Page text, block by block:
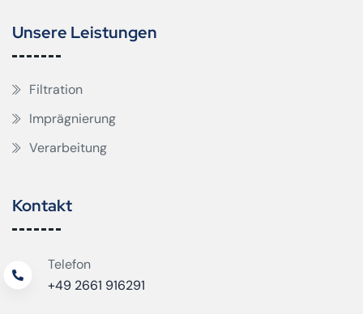
Unsere Leistungen
Filtration
Imprägnierung
Verarbeitung
Kontakt
Telefon
+49 2661 916291